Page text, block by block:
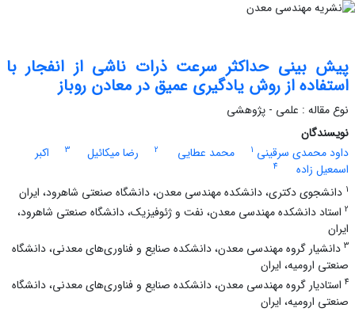
پیش بینی حداکثر سرعت ذرات ناشی از انفجار با
استفاده از روش یادگیری عمیق در معادن روباز
نوع مقاله : علمی - پژوهشی
نویسندگان
داود محمدی سرقینی 1 محمد عطایی 2 رضا میکائیل 3
اکبر
اسمعیل زاده
4
1 دانشجوی دکتری، دانشکده مهندسی معدن، دانشگاه صنعتی شاهرود، ایران
2 استاد دانشکده مهندسی معدن، نفت و ژئوفیزیک، دانشگاه صنعتی شاهرود،
ایران
3 دانشیار گروه مهندسی معدن، دانشکده صنایع و فناوری‌های معدنی، دانشگاه
صنعتی ارومیه، ایران
4 استادیار گروه مهندسی معدن، دانشکده صنایع و فناوری‌های معدنی، دانشگاه
صنعتی ارومیه، ایران